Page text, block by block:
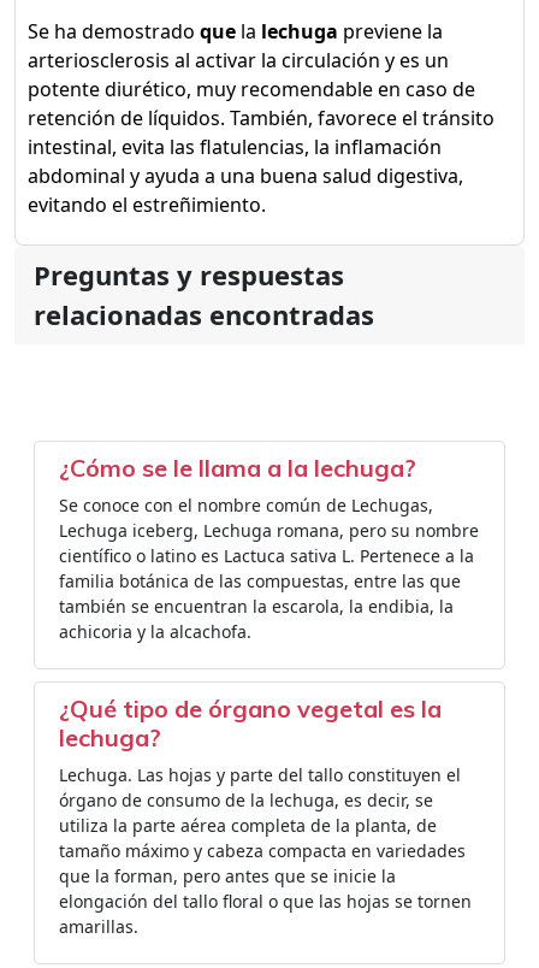
Se ha demostrado que la lechuga previene la
arteriosclerosis al activar la circulación y es un
potente diurético, muy recomendable en caso de
retención de líquidos. También, favorece el tránsito
intestinal, evita las flatulencias, la inflamación
abdominal y ayuda a una buena salud digestiva,
evitando el estreñimiento.
Preguntas y respuestas
relacionadas encontradas
¿Cómo se le llama a la lechuga?
Se conoce con el nombre común de Lechugas,
Lechuga iceberg, Lechuga romana, pero su nombre
científico o latino es Lactuca sativa L. Pertenece a la
familia botánica de las compuestas, entre las que
también se encuentran la escarola, la endibia, la
achicoria y la alcachofa.
¿Qué tipo de órgano vegetal es la
lechuga?
Lechuga. Las hojas y parte del tallo constituyen el
órgano de consumo de la lechuga, es decir, se
utiliza la parte aérea completa de la planta, de
tamaño máximo y cabeza compacta en variedades
que la forman, pero antes que se inicie la
elongación del tallo floral o que las hojas se tornen
amarillas.